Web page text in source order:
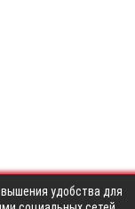
удобства для